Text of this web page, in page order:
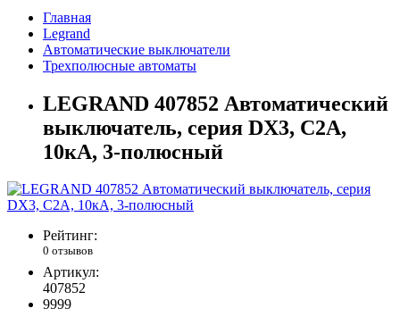
Главная
Legrand
Автоматические выключатели
Трехполюсные автоматы
LEGRAND 407852 Автоматический
выключатель, серия DX3, С2A,
10кА, 3-полюсный
Рейтинг:
0 отзывов
Артикул:
407852
9999